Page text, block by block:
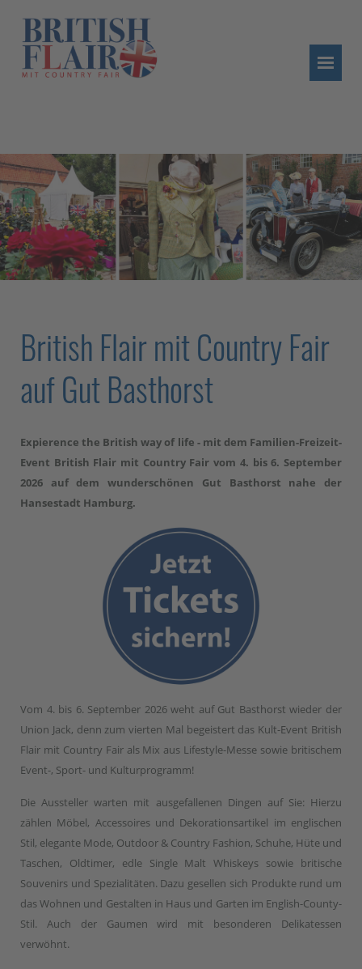
British Flair mit Country Fair
auf Gut Basthorst
Expierence the British way of life - mit dem Familien-Freizeit-
Event British Flair mit Country Fair vom 4. bis 6. September
2026 auf dem wunderschönen Gut Basthorst nahe der
Hansestadt Hamburg.
Vom 4. bis 6. September 2026 weht auf Gut Basthorst wieder der
Union Jack, denn zum vierten Mal begeistert das Kult-Event British
Flair mit Country Fair als Mix aus Lifestyle-Messe sowie britischem
Event-, Sport- und Kulturprogramm!
Die Aussteller warten mit ausgefallenen Dingen auf Sie: Hierzu
zählen Möbel, Accessoires und Dekorationsartikel im englischen
Stil, elegante Mode, Outdoor & Country Fashion, Schuhe, Hüte und
Taschen, Oldtimer, edle Single Malt Whiskeys sowie britische
Souvenirs und Spezialitäten. Dazu gesellen sich Produkte rund um
das Wohnen und Gestalten in Haus und Garten im English-County-
Stil. Auch der Gaumen wird mit besonderen Delikatessen
verwöhnt.